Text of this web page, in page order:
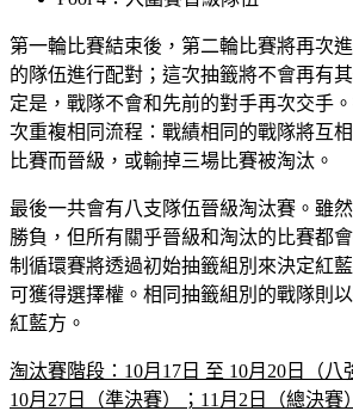
第一輪比賽結束後，第二輪比賽將再次
的隊伍進行配對；這次抽籤將不會再有
定是，戰隊不會和先前的對手再次交手
次重複相同流程：戰績相同的戰隊將互
比賽而晉級，或輸掉三場比賽被淘汰。
最後一共會有八支隊伍晉級淘汰賽。雖
勝負，但所有關乎晉級和淘汰的比賽都
制循環賽將透過初始抽籤組別來決定紅
可獲得選擇權。相同抽籤組別的戰隊則
紅藍方。
淘汰賽階段：10月17日 至 10月20日（八
10月27日（準決賽）；11月2日（總決賽）